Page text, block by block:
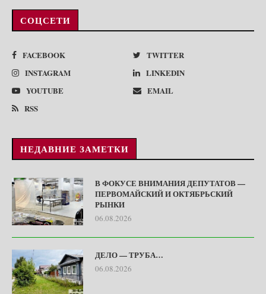
СОЦСЕТИ
FACEBOOK
TWITTER
INSTAGRAM
LINKEDIN
YOUTUBE
EMAIL
RSS
НЕДАВНИЕ ЗАМЕТКИ
В ФОКУСЕ ВНИМАНИЯ ДЕПУТАТОВ —
ПЕРВОМАЙСКИЙ И ОКТЯБРЬСКИЙ
РЫНКИ
06.08.2026
ДЕЛО — ТРУБА…
06.08.2026